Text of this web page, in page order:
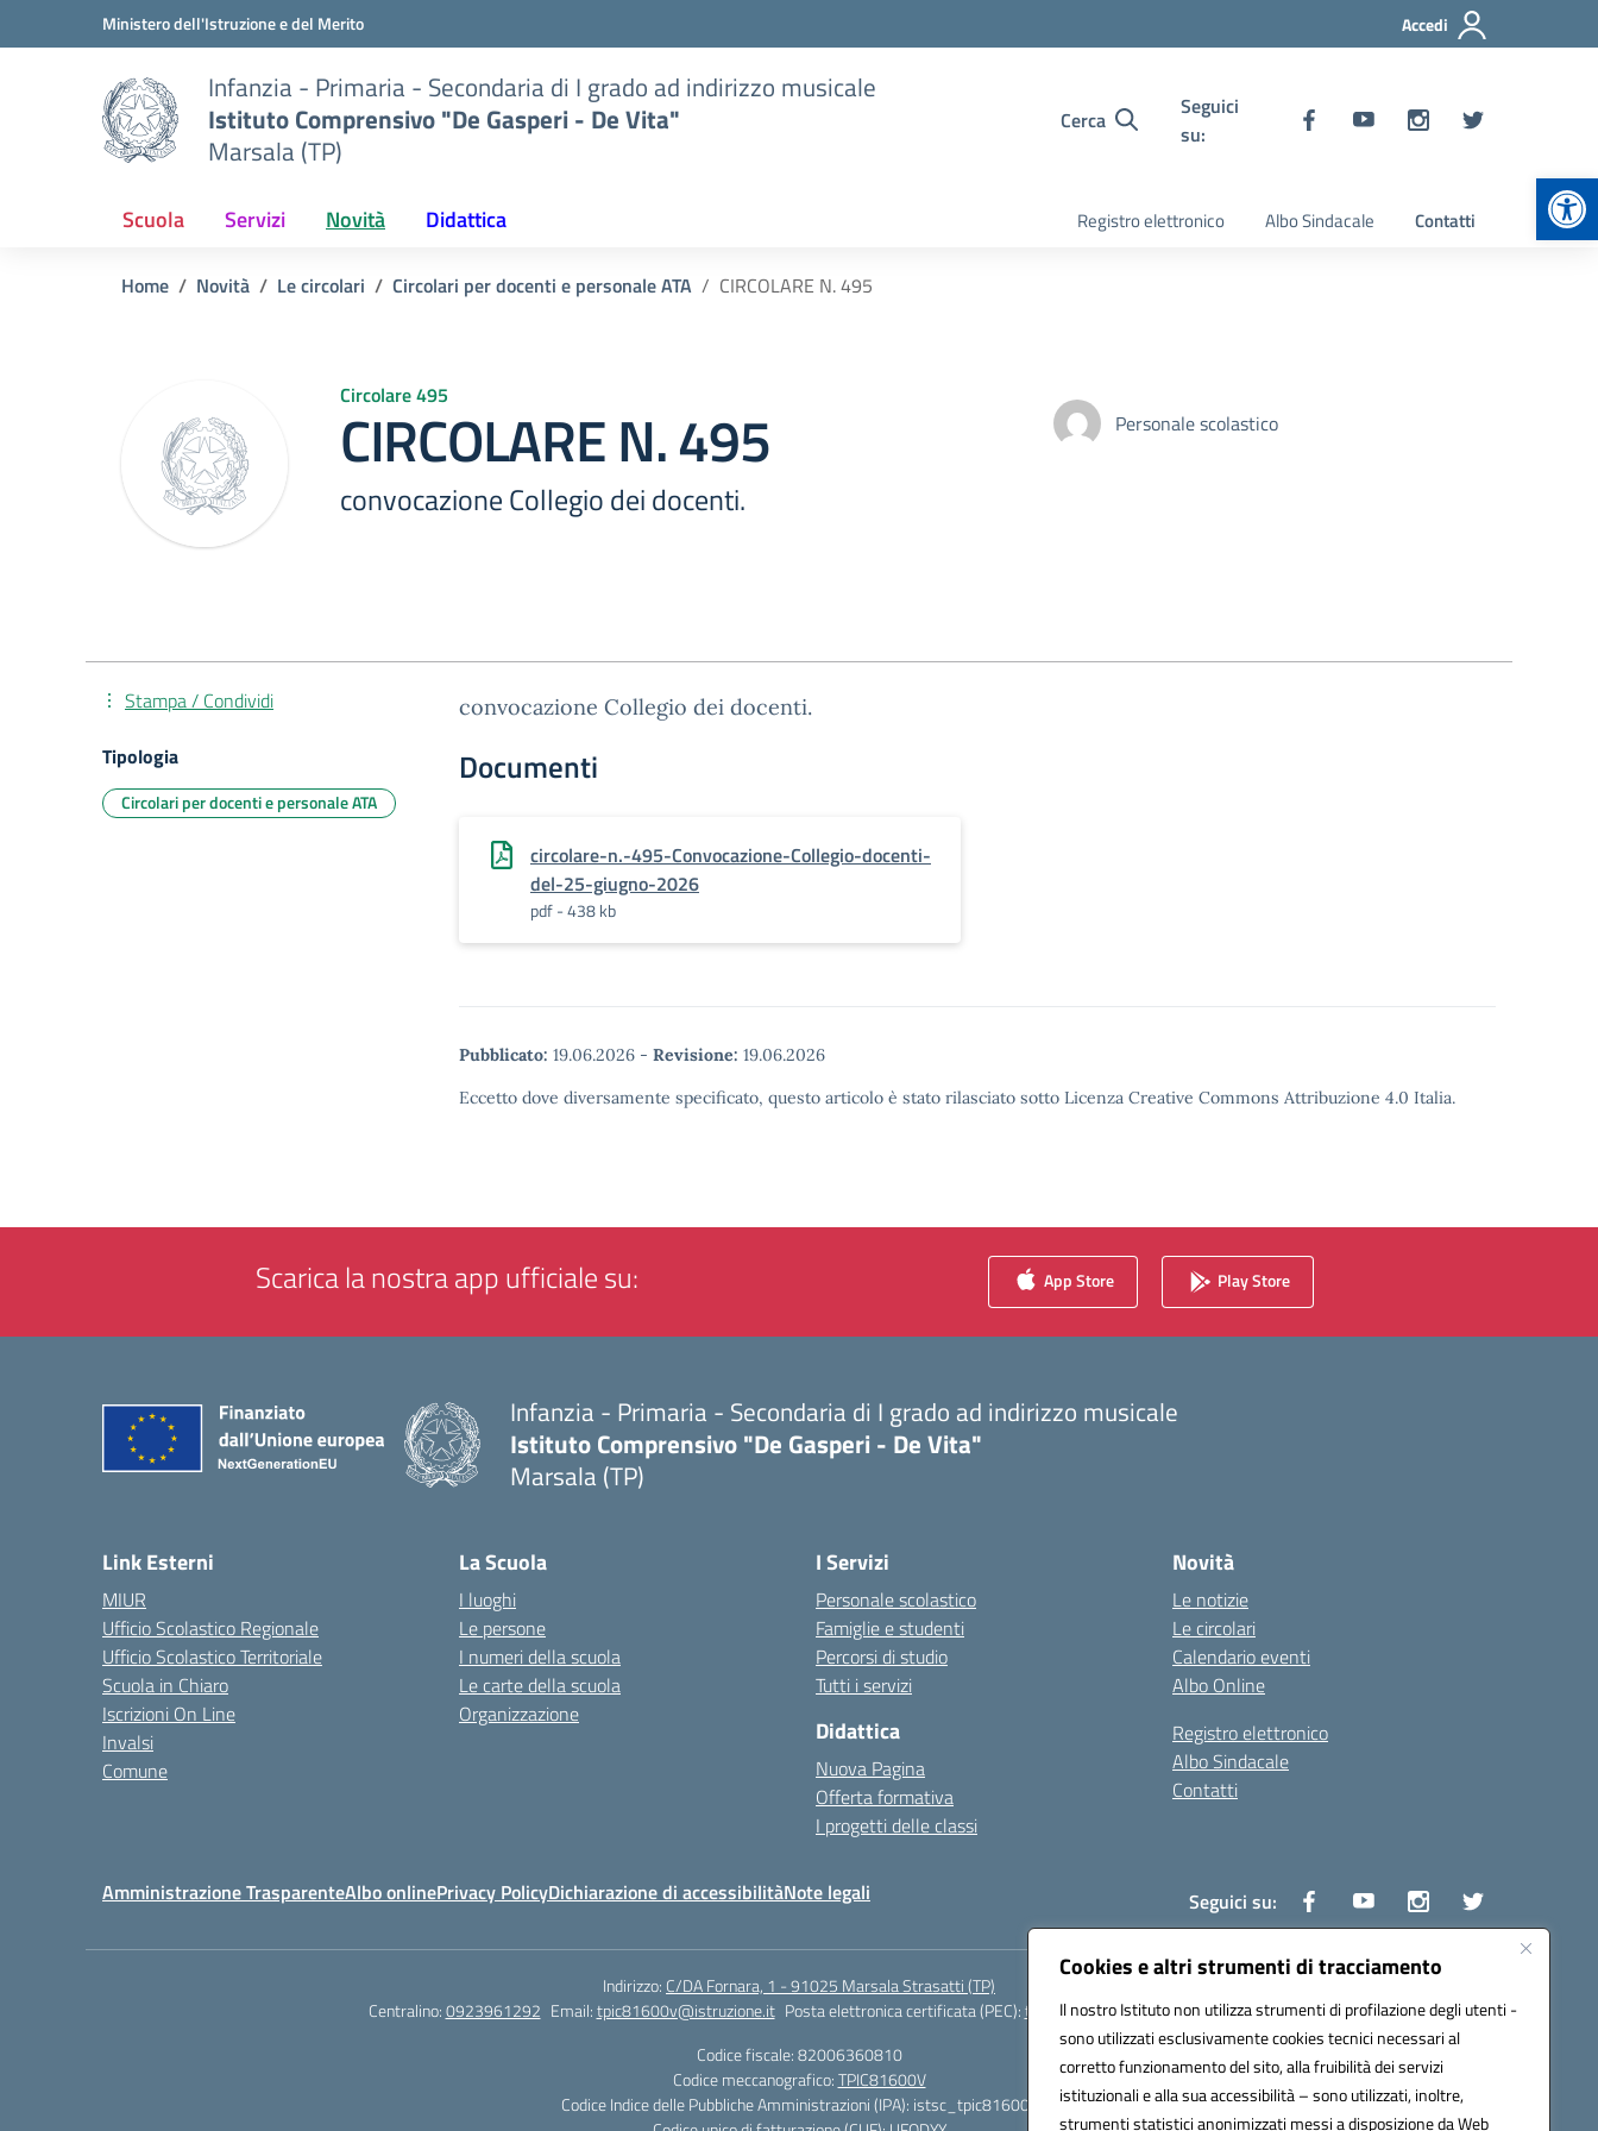
Cookies e altri strumenti di tracciamento
Il nostro Istituto non utilizza strumenti di profilazione degli utenti -
sono utilizzati esclusivamente cookies tecnici necessari al
corretto funzionamento del sito, alla fruibilità dei servizi
istituzionali e alla sua accessibilità – sono utilizzati, inoltre,
strumenti statistici anonimizzati messi a disposizione da Web
Vai ai contenuti
Vai al menu di navigazioneMinistero dell'Istruzione e del Merito Accedi
Infanzia - Primaria - Secondaria di I grado ad indirizzo musicale
Istituto Comprensivo "De Gasperi - De Vita"
Marsala (TP)
Cerca
Seguici
su:
Scuola Servizi Novità Didattica Registro elettronico Albo Sindacale Contatti
Home Novità Le circolari Circolari per docenti e personale ATA CIRCOLARE N. 495
Circolare 495
CIRCOLARE N. 495
convocazione Collegio dei docenti.
Personale scolastico
convocazione Collegio dei docenti.
Documenti
circolare-n.-495-Convocazione-Collegio-docenti-
del-25-giugno-2026
pdf - 438 kb
Pubblicato: 19.06.2026 - Revisione: 19.06.2026
Eccetto dove diversamente specificato, questo articolo è stato rilasciato sotto Licenza Creative Commons Attribuzione 4.0 Italia.
Stampa / Condividi
Tipologia
Circolari per docenti e personale ATA
Scarica la nostra app ufficiale su: App Store Play Store
Infanzia - Primaria - Secondaria di I grado ad indirizzo musicale
Istituto Comprensivo "De Gasperi - De Vita"
Marsala (TP)
Link Esterni
MIUR
Ufficio Scolastico Regionale
Ufficio Scolastico Territoriale
Scuola in Chiaro
Iscrizioni On Line
Invalsi
Comune
La Scuola
I luoghi
Le persone
I numeri della scuola
Le carte della scuola
Organizzazione
I Servizi
Personale scolastico
Famiglie e studenti
Percorsi di studio
Tutti i servizi
Didattica
Nuova Pagina
Offerta formativa
I progetti delle classi
Novità
Le notizie
Le circolari
Calendario eventi
Albo Online
Registro elettronico
Albo Sindacale
Contatti
Amministrazione TrasparenteAlbo onlinePrivacy PolicyDichiarazione di accessibilitàNote legali Seguici su:
Indirizzo: C/DA Fornara, 1 - 91025 Marsala Strasatti (TP)
Centralino:0923961292 Email:tpic81600v@istruzione.it Posta elettronica certificata (PEC):tpic81600v@pec.istruzione.it
Codice fiscale: 82006360810
Codice meccanografico:TPIC81600V
Codice Indice delle Pubbliche Amministrazioni (IPA): istsc_tpic81600v